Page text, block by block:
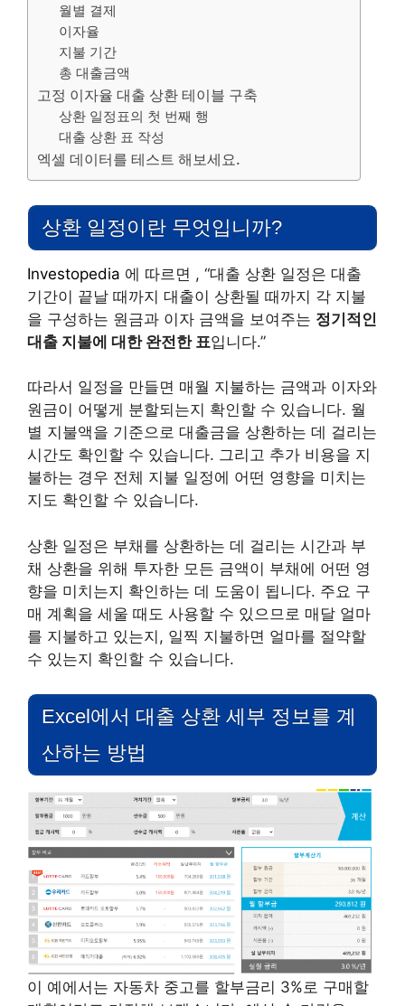
월별 결제
이자율
지불 기간
총 대출금액
고정 이자율 대출 상환 테이블 구축
상환 일정표의 첫 번째 행
대출 상환 표 작성
엑셀 데이터를 테스트 해보세요.
상환 일정이란 무엇입니까?
Investopedia 에 따르면 , “대출 상환 일정은 대출
기간이 끝날 때까지 대출이 상환될 때까지 각 지불
을 구성하는 원금과 이자 금액을 보여주는 정기적인
대출 지불에 대한 완전한 표입니다.”
따라서 일정을 만들면 매월 지불하는 금액과 이자와
원금이 어떻게 분할되는지 확인할 수 있습니다. 월
별 지불액을 기준으로 대출금을 상환하는 데 걸리는
시간도 확인할 수 있습니다. 그리고 추가 비용을 지
불하는 경우 전체 지불 일정에 어떤 영향을 미치는
지도 확인할 수 있습니다.
상환 일정은 부채를 상환하는 데 걸리는 시간과 부
채 상환을 위해 투자한 모든 금액이 부채에 어떤 영
향을 미치는지 확인하는 데 도움이 됩니다. 주요 구
매 계획을 세울 때도 사용할 수 있으므로 매달 얼마
를 지불하고 있는지, 일찍 지불하면 얼마를 절약할
수 있는지 확인할 수 있습니다.
Excel에서 대출 상환 세부 정보를 계
산하는 방법
이 예에서는 자동차 중고를 할부금리 3%로 구매할